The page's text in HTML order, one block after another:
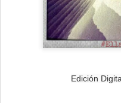
Edición